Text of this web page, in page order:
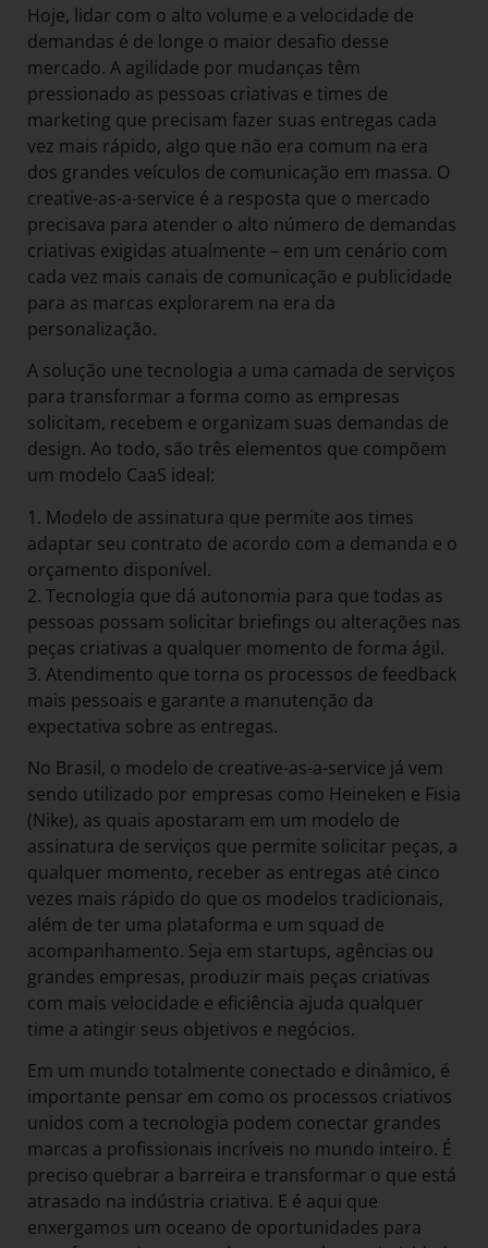
Hoje, lidar com o alto volume e a velocidade de
demandas é de longe o maior desafio desse
mercado. A agilidade por mudanças têm
pressionado as pessoas criativas e times de
marketing que precisam fazer suas entregas cada
vez mais rápido, algo que não era comum na era
dos grandes veículos de comunicação em massa. O
creative-as-a-service é a resposta que o mercado
precisava para atender o alto número de demandas
criativas exigidas atualmente – em um cenário com
cada vez mais canais de comunicação e publicidade
para as marcas explorarem na era da
personalização.
A solução une tecnologia a uma camada de serviços
para transformar a forma como as empresas
solicitam, recebem e organizam suas demandas de
design. Ao todo, são três elementos que compõem
um modelo CaaS ideal:
1. Modelo de assinatura que permite aos times
adaptar seu contrato de acordo com a demanda e o
orçamento disponível.
2. Tecnologia que dá autonomia para que todas as
pessoas possam solicitar briefings ou alterações nas
peças criativas a qualquer momento de forma ágil.
3. Atendimento que torna os processos de feedback
mais pessoais e garante a manutenção da
expectativa sobre as entregas.
No Brasil, o modelo de creative-as-a-service já vem
sendo utilizado por empresas como Heineken e Fisia
(Nike), as quais apostaram em um modelo de
assinatura de serviços que permite solicitar peças, a
qualquer momento, receber as entregas até cinco
vezes mais rápido do que os modelos tradicionais,
além de ter uma plataforma e um squad de
acompanhamento. Seja em startups, agências ou
grandes empresas, produzir mais peças criativas
com mais velocidade e eficiência ajuda qualquer
time a atingir seus objetivos e negócios.
Em um mundo totalmente conectado e dinâmico, é
importante pensar em como os processos criativos
unidos com a tecnologia podem conectar grandes
marcas a profissionais incríveis no mundo inteiro. É
preciso quebrar a barreira e transformar o que está
atrasado na indústria criativa. E é aqui que
enxergamos um oceano de oportunidades para